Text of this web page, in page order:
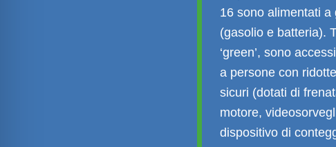
16 sono alimentati
(gasolio e batteria).
‘green’, sono
a persone con
sicuri (dotati di
motore,
dispositivo di